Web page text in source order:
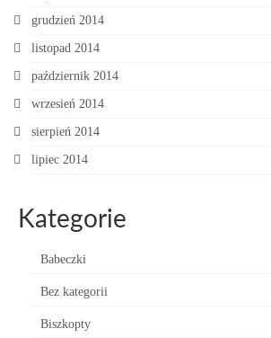
grudzień 2014
listopad 2014
październik 2014
wrzesień 2014
sierpień 2014
lipiec 2014
Kategorie
Babeczki
Bez kategorii
Biszkopty